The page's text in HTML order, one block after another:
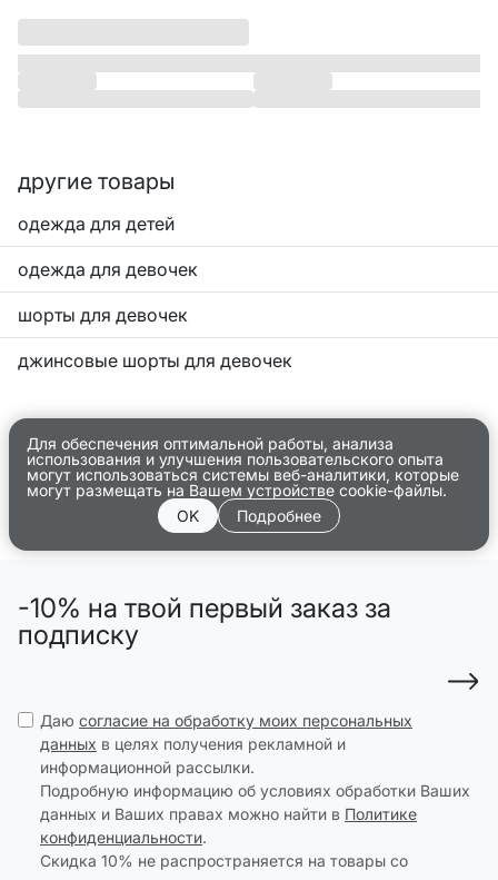
другие товары
одежда для детей
одежда для девочек
шорты для девочек
джинсовые шорты для девочек
Для обеспечения оптимальной работы, анализа
использования и улучшения пользовательского опыта
могут использоваться системы веб-аналитики, которые
могут размещать на Вашем устройстве cookie-файлы.
OK
Подробнее
-10% на твой первый заказ за
подписку
Даю согласие на обработку моих персональных
данных в целях получения рекламной и
информационной рассылки.
Подробную информацию об условиях обработки Ваших
данных и Ваших правах можно найти в Политике
конфиденциальности.
Скидка 10% не распространяется на товары со